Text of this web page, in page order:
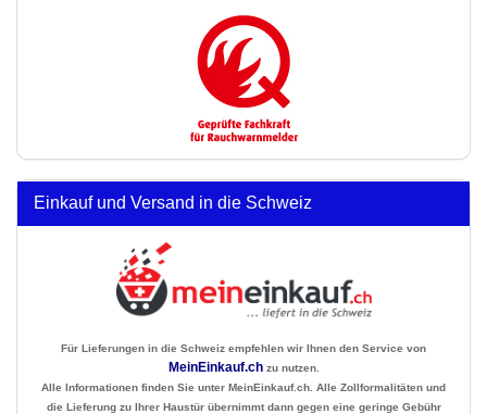
Einkauf und Versand in die Schweiz
Für Lieferungen in die Schweiz empfehlen wir Ihnen den Service von
MeinEinkauf.chzu nutzen.
Alle Informationen finden Sie unter MeinEinkauf.ch. Alle Zollformalitäten und
die Lieferung zu Ihrer Haustür übernimmt dann gegen eine geringe Gebühr